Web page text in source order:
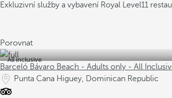
Exkluzivní služby a vybavení Royal Level11
Porovnat
All inclusive
Barceló Bávaro Beach - Adults only - All
Punta Cana Higuey, Dominican Republic